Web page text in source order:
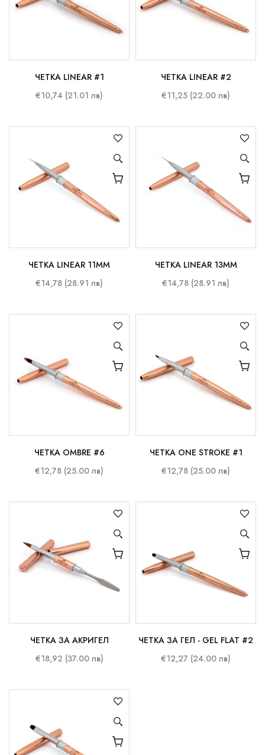
ЧЕТКА LINEAR #1
€10,74 (21.01 лв)
ЧЕТКА LINEAR #2
€11,25 (22.00 лв)
ЧЕТКА LINEAR 11MM
€14,78 (28.91 лв)
ЧЕТКА LINEAR 13MM
€14,78 (28.91 лв)
ЧЕТКА OMBRE #6
€12,78 (25.00 лв)
ЧЕТКА ONE STROKE #1
€12,78 (25.00 лв)
ЧЕТКА ЗА АКРИГЕЛ
€18,92 (37.00 лв)
ЧЕТКА ЗА ГЕЛ - GEL FLAT #2
€12,27 (24.00 лв)